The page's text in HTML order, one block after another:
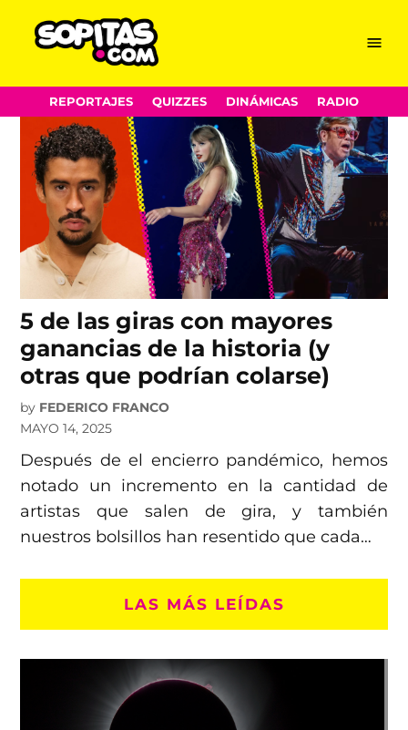
content
Menu
REPORTAJES QUIZZES DINÁMICAS RADIO
Giras
5 de las giras con mayores
ganancias de la historia (y
otras que podrían colarse)
by FEDERICO FRANCO
MAYO 14, 2025
Después de el encierro pandémico, hemos
notado un incremento en la cantidad de
artistas que salen de gira, y también
nuestros bolsillos han resentido que cada…
LAS MÁS LEÍDAS